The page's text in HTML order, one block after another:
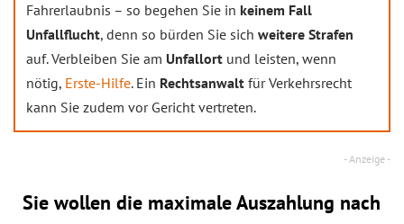
Fahrerlaubnis – so begehen Sie in keinem Fall
Unfallflucht, denn so bürden Sie sich weitere Strafen
auf. Verbleiben Sie am Unfallort und leisten, wenn
nötig, Erste-Hilfe. Ein Rechtsanwalt für Verkehrsrecht
kann Sie zudem vor Gericht vertreten.
Sie wollen die maximale Auszahlung nach